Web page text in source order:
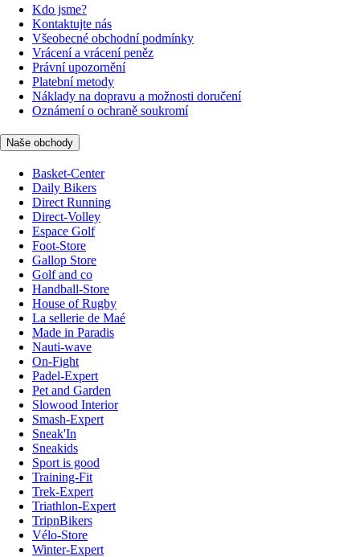
Kdo jsme?
Kontaktujte nás
Všeobecné obchodní podmínky
Vrácení a vrácení peněz
Právní upozornění
Platební metody
Náklady na dopravu a možnosti doručení
Oznámení o ochraně soukromí
Naše obchody
Basket-Center
Daily Bikers
Direct Running
Direct-Volley
Espace Golf
Foot-Store
Gallop Store
Golf and co
Handball-Store
House of Rugby
La sellerie de Maé
Made in Paradis
Nauti-wave
On-Fight
Padel-Expert
Pet and Garden
Slowood Interior
Smash-Expert
Sneak'In
Sneakids
Sport is good
Training-Fit
Trek-Expert
Triathlon-Expert
TripnBikers
Vélo-Store
Winter-Expert